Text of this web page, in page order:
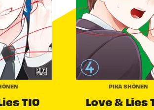
T10
PIKA SHÔNEN
Love & Lies